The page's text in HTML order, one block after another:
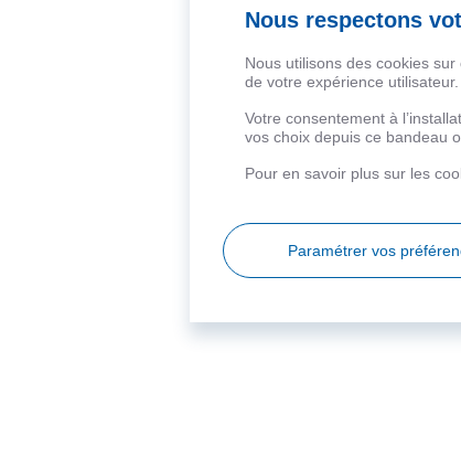
Nous respectons
Nous utilisons des cookies
de votre expérience utilisateur.
Votre consentement à
vos choix depuis ce bandeau
Pour en savoir plus sur les
Paramétrer vos